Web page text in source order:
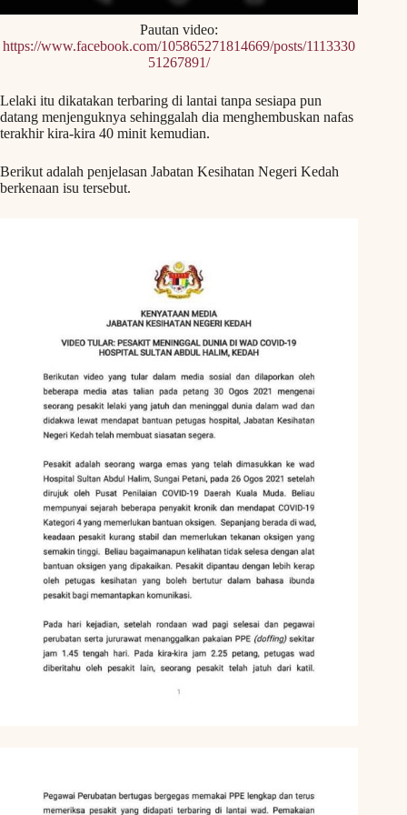
Pautan video:
https://www.facebook.com/105865271814669/posts/1113330
51267891/
Lelaki itu dikatakan terbaring di lantai tanpa sesiapa pun
datang menjenguknya sehinggalah dia menghembuskan nafas
terakhir kira-kira 40 minit kemudian.
Berikut adalah penjelasan Jabatan Kesihatan Negeri Kedah
berkenaan isu tersebut.